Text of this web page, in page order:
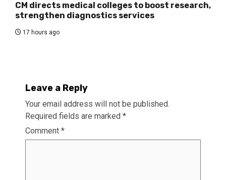
CM directs medical colleges to boost research,
strengthen diagnostics services
17 hours ago
Leave a Reply
Your email address will not be published.
Required fields are marked *
Comment *